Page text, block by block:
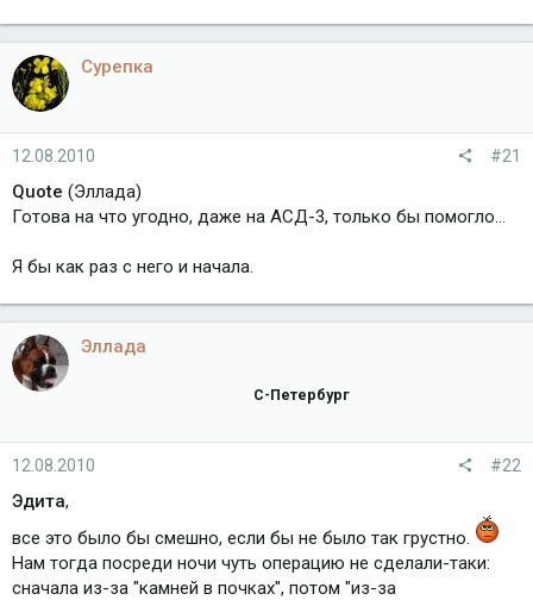
Сурепка
12.08.2010 #21
Quote (Эллада)
Готова на что угодно, даже на АСД-3, только бы помогло...
Я бы как раз с него и начала.
Эллада
С-Петербург
12.08.2010 #22
Эдита,
все это было бы смешно, если бы не было так грустно.
Нам тогда посреди ночи чуть операцию не сделали-таки:
сначала из-за "камней в почках", потом "из-за